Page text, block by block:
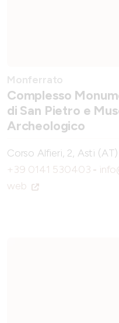
Monferrato
Complesso
di San Pietro e
Archeologico
Corso Alfieri, 2, Asti (AT)
+39 0141 530403 -
web